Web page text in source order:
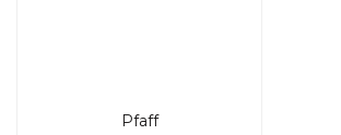
Pfaff